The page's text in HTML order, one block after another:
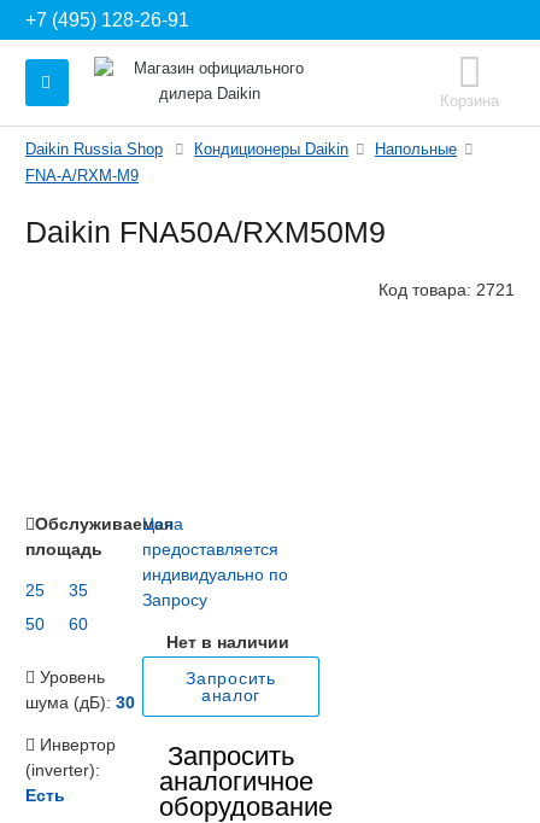
+7 (495) 128-26-91
Корзина
Daikin Russia Shop Кондиционеры Daikin
Напольные
FNA-A/RXM-M9
Daikin FNA50A/RXM50M9
Код товара: 2721
Цена
предоставляется
индивидуально по
Запросу
Нет в наличии
Запросить
аналог
Запросить
аналогичное
оборудование
Обслуживаемая
площадь
25
35
50
60
Уровень
шума (дБ): 30
Инвертор
(inverter):
Есть